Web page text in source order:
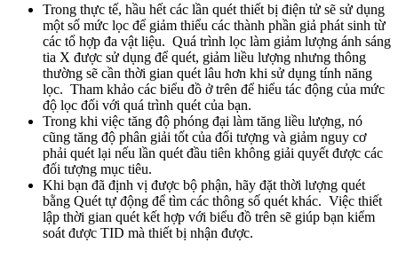
Trong thực tế, hầu hết các lần quét thiết bị điện tử sẽ sử dụng
một số mức lọc để giảm thiểu các thành phần giả phát sinh từ
các tổ hợp đa vật liệu. Quá trình lọc làm giảm lượng ánh sáng
tia X được sử dụng để quét, giảm liều lượng nhưng thông
thường sẽ cần thời gian quét lâu hơn khi sử dụng tính năng
lọc. Tham khảo các biểu đồ ở trên để hiểu tác động của mức
độ lọc đối với quá trình quét của bạn.
Trong khi việc tăng độ phóng đại làm tăng liều lượng, nó
cũng tăng độ phân giải tốt của đối tượng và giảm nguy cơ
phải quét lại nếu lần quét đầu tiên không giải quyết được các
đối tượng mục tiêu.
Khi bạn đã định vị được bộ phận, hãy đặt thời lượng quét
bằng Quét tự động để tìm các thông số quét khác. Việc thiết
lập thời gian quét kết hợp với biểu đồ trên sẽ giúp bạn kiểm
soát được TID mà thiết bị nhận được.